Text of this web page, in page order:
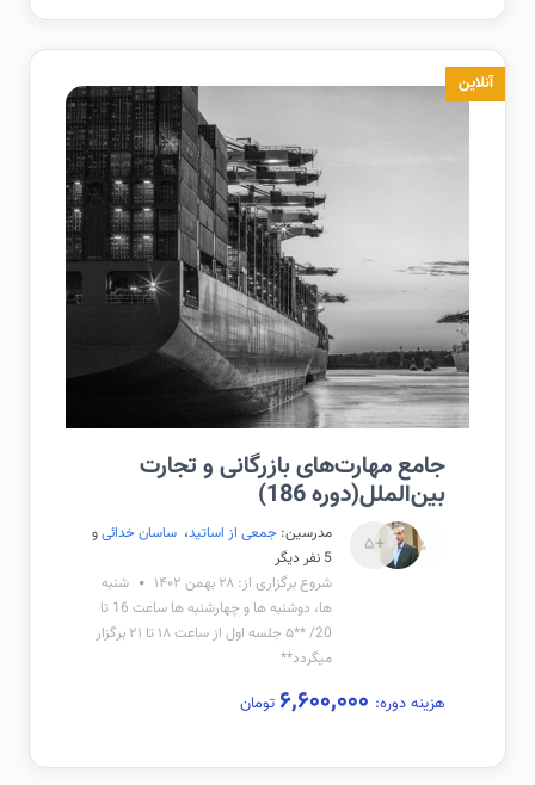
آنلاین
جامع مهارت‌های بازرگانی و تجارت
بین‌الملل(دوره 186)
+۵ مدرسین: جمعی از اساتید، ساسان خدائیو
5 نفر دیگر
شروع برگزاری از: ۲۸ بهمن ۱۴۰۲
شنبه
ها، دوشنبه ها و چهارشنبه ها ساعت 16 تا
20/ **۵ جلسه اول از ساعت ۱۸ تا ۲۱ برگزار
میگردد**
هزینه دوره: تومان